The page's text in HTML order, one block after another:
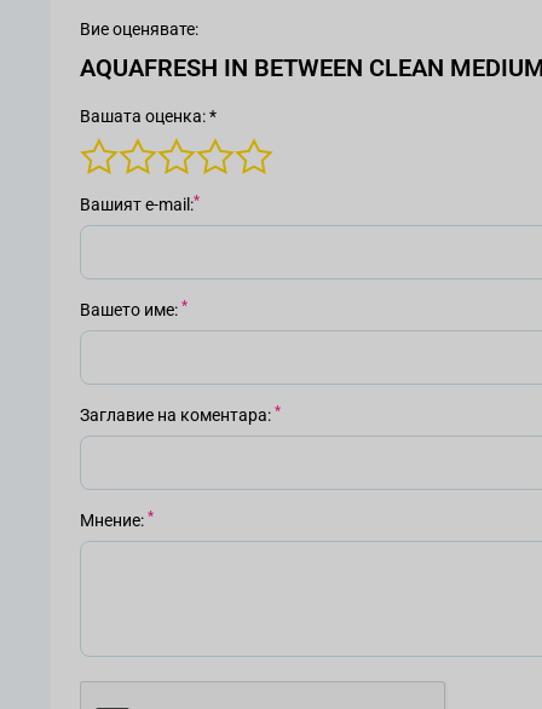
Вие оценявате:
AQUAFRESH IN BETWEEN CLEAN
Вашата оценка: *
Вашият е-mail
Вашето име
Заглавие на коментара
Мнение